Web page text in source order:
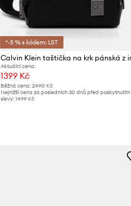
*-5 % s kódem: LST
Aktuální cena:
1399 Kč
Běžná cena: 2490 Kč
Nejnižší cena za posledních 30 dnů před poskytnutím
slevy: 1499 Kč